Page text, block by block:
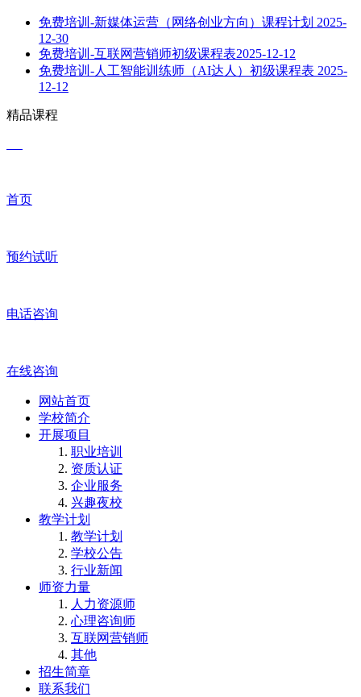
免费培训-新媒体运营（网络创业方向）课程计划 2025-
12-30
免费培训-互联网营销师初级课程表​2025-12-12
免费培训-人工智能训练师（AI达人）初级课程表 2025-
12-12
精品课程
首页
预约试听
电话咨询
在线咨询
网站首页
学校简介
开展项目
职业培训
资质认证
企业服务
兴趣夜校
教学计划
教学计划
学校公告
行业新闻
师资力量
人力资源师
心理咨询师
互联网营销师
其他
招生简章
联系我们